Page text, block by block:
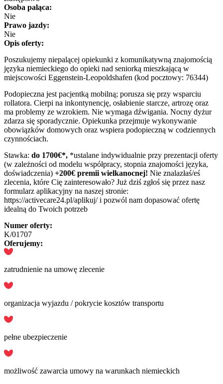
Osoba paląca:
Nie
Prawo jazdy:
Nie
Opis oferty:
Poszukujemy niepalącej opiekunki z komunikatywną znajomością
języka niemieckiego do opieki nad seniorką mieszkającą w
miejscowości Eggenstein-Leopoldshafen (kod pocztowy: 76344)
Podopieczna jest pacjentką mobilną; porusza się przy wsparciu
rollatora. Cierpi na inkontynencję, osłabienie starcze, artrozę oraz
ma problemy ze wzrokiem. Nie wymaga dźwigania. Nocny dyżur
zdarza się sporadycznie. Opiekunka przejmuje wykonywanie
obowiązków domowych oraz wspiera podopieczną w codziennych
czynnościach.
Stawka: do 1700€*, *ustalane indywidualnie przy prezentacji oferty
(w zależności od modelu współpracy, stopnia znajomości języka,
doświadczenia) +200€ premii wielkanocnej! Nie znalazłaś/eś
zlecenia, które Cię zainteresowało? Już dziś zgłoś się przez nasz
formularz aplikacyjny na naszej stronie:
https://activecare24.pl/aplikuj/ i pozwól nam dopasować ofertę
idealną do Twoich potrzeb
Numer oferty:
K/01707
Oferujemy:
zatrudnienie na umowę zlecenie
organizacja wyjazdu / pokrycie kosztów transportu
pełne ubezpieczenie
możliwość zawarcia umowy na warunkach niemieckich